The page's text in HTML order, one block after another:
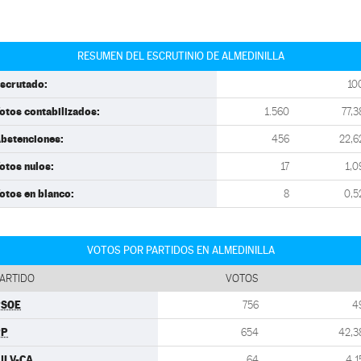
RESUMEN DEL ESCRUTINIO DE ALMEDINILLA
contabilizados: 1.560
456
nulos: 17
en blanco: 8
VOTOS POR PARTIDOS EN ALMEDINILLA
VOTOS
756
654